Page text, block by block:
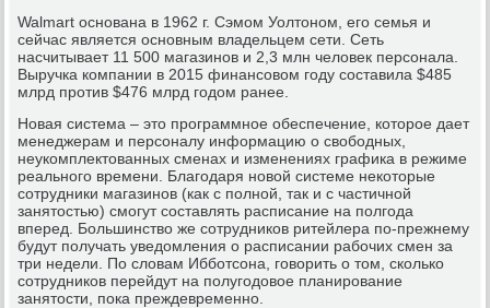
Walmart основана в 1962 г. Сэмом Уолтоном, его семья и
сейчас является основным владельцем сети. Сеть
насчитывает 11 500 магазинов и 2,3 млн человек персонала.
Выручка компании в 2015 финансовом году составила $485
млрд против $476 млрд годом ранее.
Новая система – это программное обеспечение, которое дает
менеджерам и персоналу информацию о свободных,
неукомплектованных сменах и изменениях графика в режиме
реального времени. Благодаря новой системе некоторые
сотрудники магазинов (как с полной, так и с частичной
занятостью) смогут составлять расписание на полгода
вперед. Большинство же сотрудников ритейлера по-прежнему
будут получать уведомления о расписании рабочих смен за
три недели. По словам Ибботсона, говорить о том, сколько
сотрудников перейдут на полугодовое планирование
занятости, пока преждевременно.